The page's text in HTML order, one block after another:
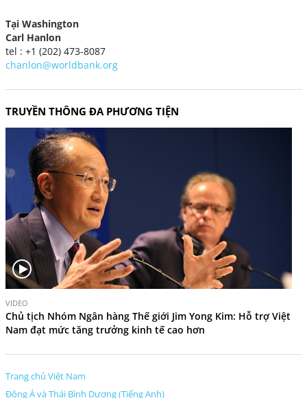
Tại Washington
Carl Hanlon
tel : +1 (202) 473-8087
chanlon@worldbank.org
TRUYỀN THÔNG ĐA PHƯƠNG TIỆN
i
d
o
VIDEO
Chủ tịch Nhóm Ngân hàng Thế giới Jim Yong Kim: Hỗ trợ Việt
Nam đạt mức tăng trưởng kinh tế cao hơn
Trang chủ Việt Nam
Đông Á và Thái Bình Dương (Tiếng Anh)